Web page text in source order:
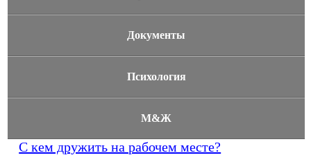
Документы
Психология
М&Ж
С кем дружить на рабочем месте?